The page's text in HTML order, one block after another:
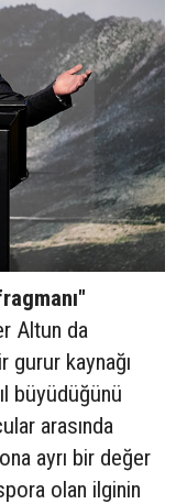
Altun da
kaynağı
büyüdüğünü
arasında
ayrı bir değer
olan ilginin